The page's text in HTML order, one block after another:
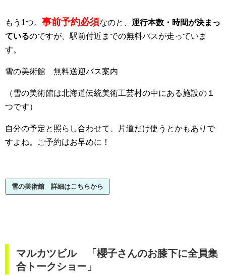
もう1つ。 事前予約必須なのと、 運行本数・時間が決まっ
ているのですが、駅前付近までの無料バスが走っていま
す。
雪の美術館 無料送迎バス案内
（雪の美術館は北海道伝統美術工芸村の中にある施設の１
つです）
自分の予定と照らし合わせて、片道だけ使うとかもありで
すよね。ご予約はお早めに！
雪の美術館 詳細はこちらから
マルカツビル 「櫻子さんのお膝下に全員集
合トークショー」